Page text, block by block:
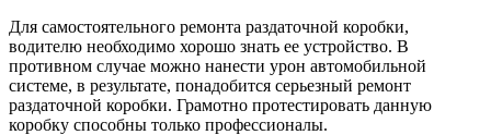
Для самостоятельного ремонта раздаточной коробки,
водителю необходимо хорошо знать ее устройство. В
противном случае можно нанести урон автомобильной
системе, в результате, понадобится серьезный ремонт
раздаточной коробки. Грамотно протестировать данную
коробку способны только профессионалы.